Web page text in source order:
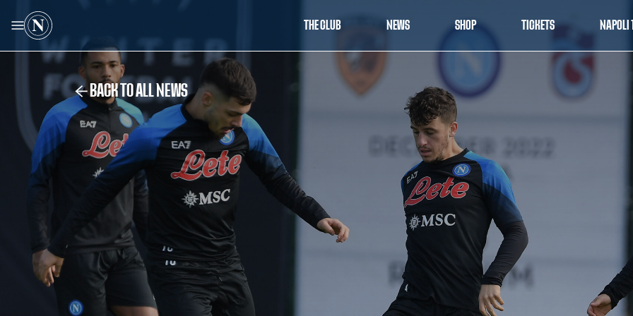
THE CLUB NEWS SHOP TICKETS NAPOLI
BACK TO ALL NEWS